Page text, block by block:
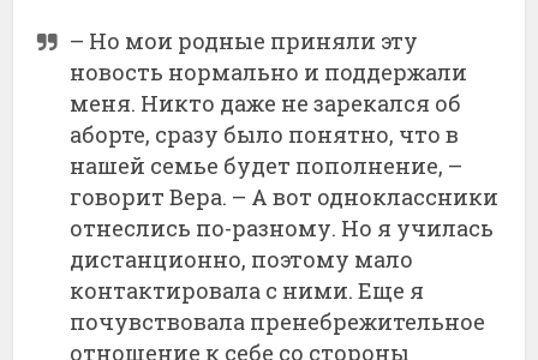
– Но мои родные приняли эту
новость нормально и поддержали
меня. Никто даже не зарекался об
аборте, сразу было понятно, что в
нашей семье будет пополнение, –
говорит Вера. – А вот одноклассники
отнеслись по-разному. Но я училась
дистанционно, поэтому мало
контактировала с ними. Еще я
почувствовала пренебрежительное
отношение к себе со стороны